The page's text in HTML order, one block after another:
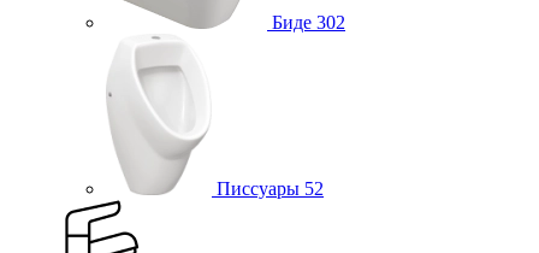
Биде 302
Писсуары 52